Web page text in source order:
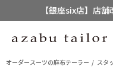
【銀座six店】店
【店舗限定
オーダースーツの麻布テーラー スタ